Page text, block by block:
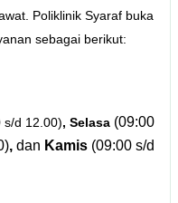
Poliklinik Syaraf buka
sebagai berikut:
s/d 12.00), Selasa (09:00
, dan Kamis (09:00 s/d